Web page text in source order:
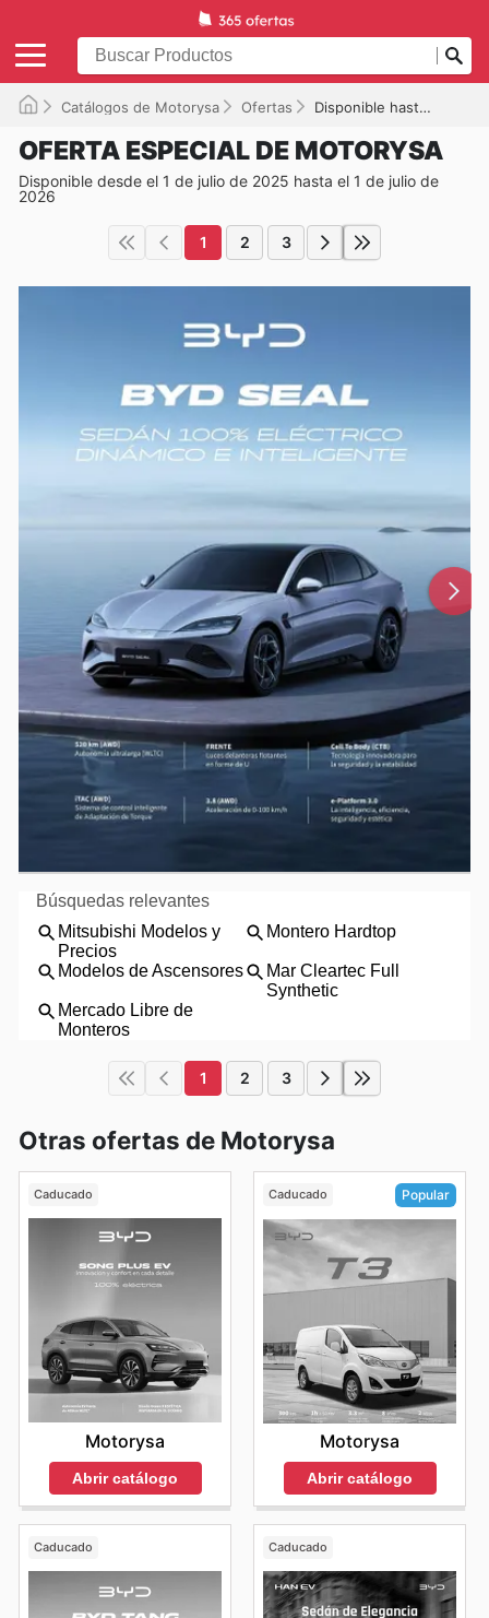
Catálogos de Motorysa Ofertas Disponible hasta el 01/07/2026
OFERTA ESPECIAL DE MOTORYSA
Disponible desde el 1 de julio de 2025 hasta el 1 de julio de
2026
1 2 3
1 2 3
Otras ofertas de Motorysa
Caducado
Motorysa
Abrir catálogo
Caducado Popular
Motorysa
Abrir catálogo
Caducado Caducado